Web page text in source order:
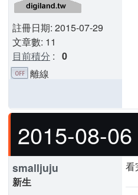
註冊日期: 2015-07-29
文章數: 11
目前積分 : 0
離線
2015-08-
smalljuju
新生
看